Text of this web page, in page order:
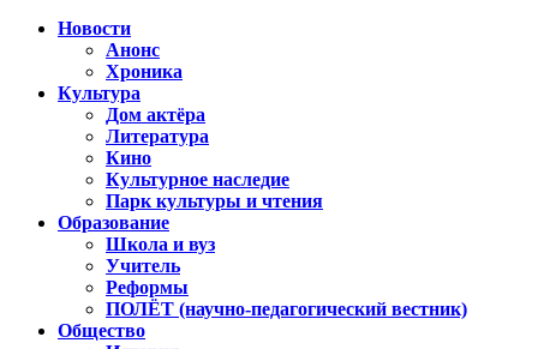
Новости
Анонс
Хроника
Культура
Дом актёра
Литература
Кино
Культурное наследие
Парк культуры и чтения
Образование
Школа и вуз
Учитель
Реформы
ПОЛЁТ (научно-педагогический вестник)
Общество